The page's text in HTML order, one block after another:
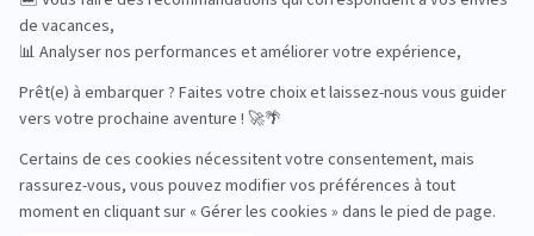
City Trips
Croisières